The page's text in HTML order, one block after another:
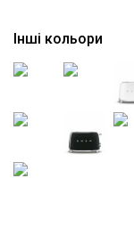
Інші кольори